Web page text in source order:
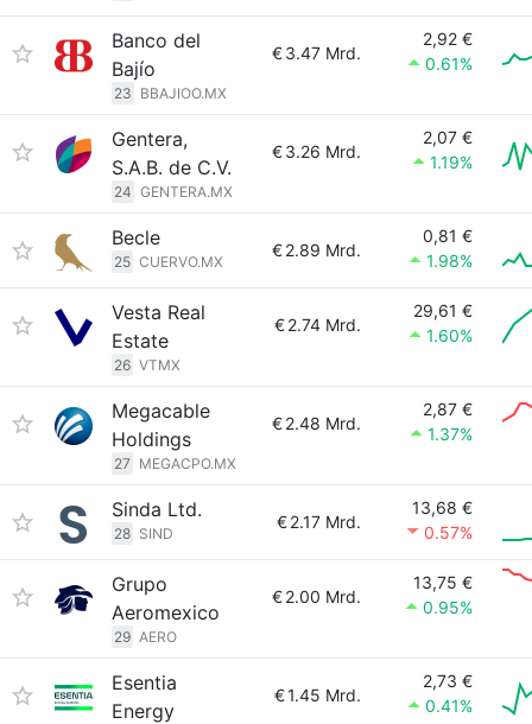
Banco del
Bajío
23 BBAJIOO.MX
€3.47 Mrd.
2,92 €
0.61%
Gentera,
S.A.B. de C.V.
24 GENTERA.MX
€3.26 Mrd.
2,07 €
1.19%
Becle
25 CUERVO.MX
€2.89 Mrd.
0,81 €
1.98%
Vesta Real
Estate
26 VTMX
€2.74 Mrd.
29,61 €
1.60%
Megacable
Holdings
27 MEGACPO.MX
€2.48 Mrd.
2,87 €
1.37%
Sinda Ltd.
28 SIND
€2.17 Mrd.
13,68 €
0.57%
Grupo
Aeromexico
29 AERO
€2.00 Mrd.
13,75 €
0.95%
Esentia
Energy
€1.45 Mrd.
2,73 €
0.41%